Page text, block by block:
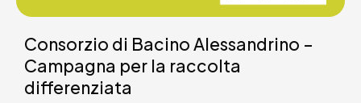
Consorzio di Bacino Alessandrino –
Campagna per la raccolta
differenziata